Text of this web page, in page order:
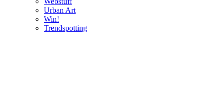
Urban Art
Win!
Trendspotting